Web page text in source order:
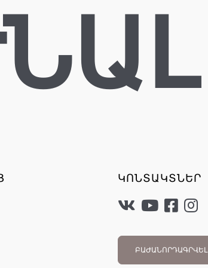
ԿՈՆՏԱԿՏՆԵՐ
ԲԱԺԱՆՈՐԴԱԳՐՎԵԼ